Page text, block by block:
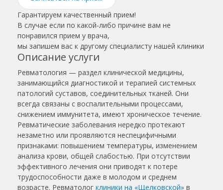
Гарантируем качественный прием!
В случае если по какой-либо причине вам не
понравился прием у врача,
мы запишем вас к другому специалисту нашей клиники
Описание услуги
Ревматология — раздел клинической медицины,
занимающийся диагностикой и терапией системных
патологий суставов, соединительных тканей. Они
всегда связаны с воспалительными процессами,
снижением иммунитета, имеют хроническое течение.
Ревматические заболевания нередко протекают
незаметно или проявляются неспецифичными
признаками: повышением температуры, изменением
анализа крови, общей слабостью. При отсутствии
эффективного лечения они приводят к потере
трудоспособности даже в молодом и среднем
возрасте. Ревматолог клиники на «Щелковской» в